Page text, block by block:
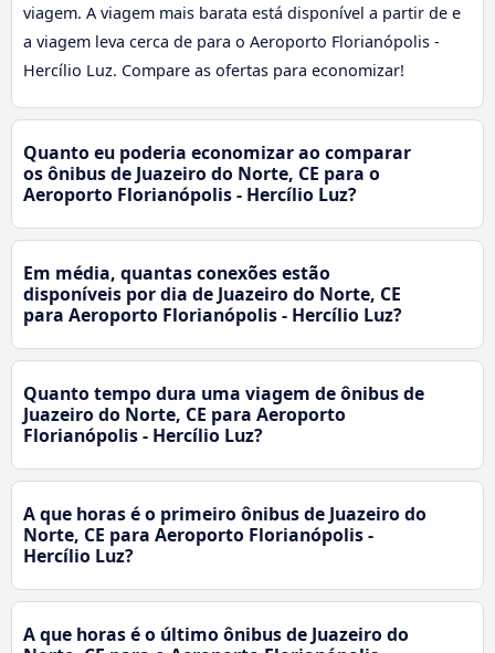
viagem. A viagem mais barata está disponível a partir de e
a viagem leva cerca de para o Aeroporto Florianópolis -
Hercílio Luz. Compare as ofertas para economizar!
Quanto eu poderia economizar ao comparar
os ônibus de Juazeiro do Norte, CE para o
Aeroporto Florianópolis - Hercílio Luz?
Em média, quantas conexões estão
disponíveis por dia de Juazeiro do Norte, CE
para Aeroporto Florianópolis - Hercílio Luz?
Quanto tempo dura uma viagem de ônibus de
Juazeiro do Norte, CE para Aeroporto
Florianópolis - Hercílio Luz?
A que horas é o primeiro ônibus de Juazeiro do
Norte, CE para Aeroporto Florianópolis -
Hercílio Luz?
A que horas é o último ônibus de Juazeiro do